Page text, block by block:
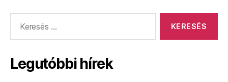
Legutóbbi hírek